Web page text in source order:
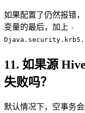
如果配置了仍然报错
变量的最后，加上 -
11. 如果源
失败吗？
默认情况下，空事务会